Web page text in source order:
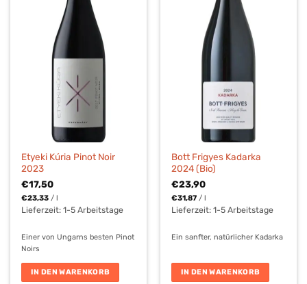
Etyeki Kúria Pinot Noir
2023
€17,50
€23,33 / l
Lieferzeit:1-5 Arbeitstage
Einer von Ungarns besten Pinot
Noirs
IN DEN WARENKORB
Bott Frigyes Kadarka
2024 (Bio)
€23,90
€31,87 / l
Lieferzeit:1-5 Arbeitstage
Ein sanfter, natürlicher Kadarka
IN DEN WARENKORB